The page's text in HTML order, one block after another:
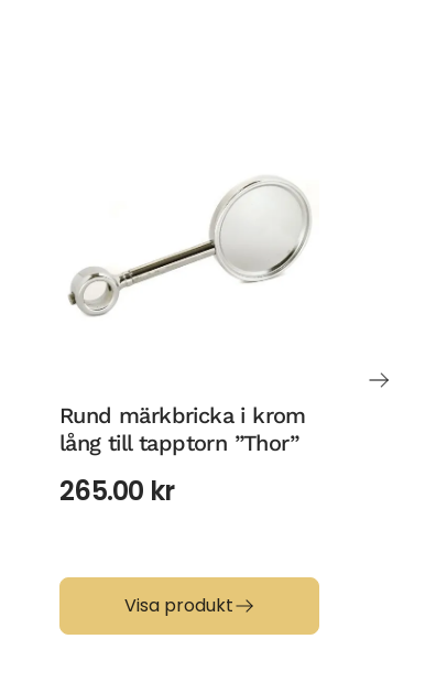
Rund märkbricka i krom
lång till tapptorn ”Thor”
265.00 kr
Visa produkt